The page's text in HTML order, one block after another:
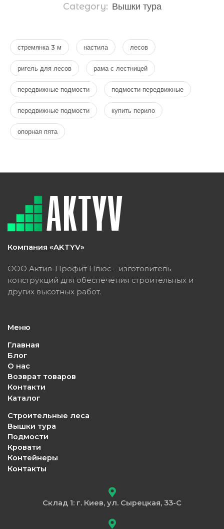
Category: Вышки тура
стремянка 3 м настила лесов
ригель для лесов рама с лестницей
передвижные подмости подмости передвижные
передвижные подмости купить перило
опорная пята
Компания «AKTYV»
ООО Актив-Профит Плюс – изготовитель
конструкций для обеспечения строительных и
других высотных работ.
Меню
Главная
Блог
О нас
Возврат товаров
Контакти
Каталог
Строительные леса
Вышки тура
Подмости
Кровати
Контейнеры
Контакты
Склад 1: г. Киев, ул. Сырецкая, 33-С